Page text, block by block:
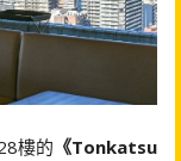
樓的 《Tonkatsu